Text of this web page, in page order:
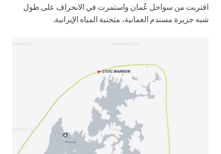
اقتربت من سواحل عُمان واستمرت في الانحراف على طول
شبه جزيرة مسندم العمانية، متجنبة المياه الإيرانية.